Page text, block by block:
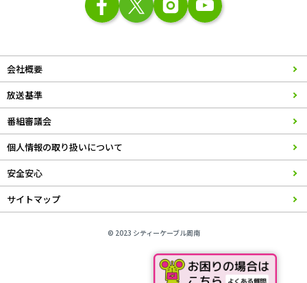
会社概要
放送基準
番組審議会
個人情報の取り扱いについて
安全安心
サイトマップ
© 2023 シティーケーブル周南